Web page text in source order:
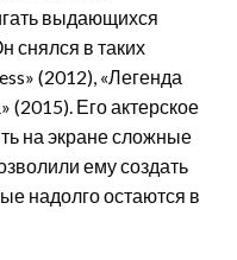
выдающихся
снялся в таких
(2012), «Легенда
Его актерское
на экране сложные
ему создать
надолго остаются в